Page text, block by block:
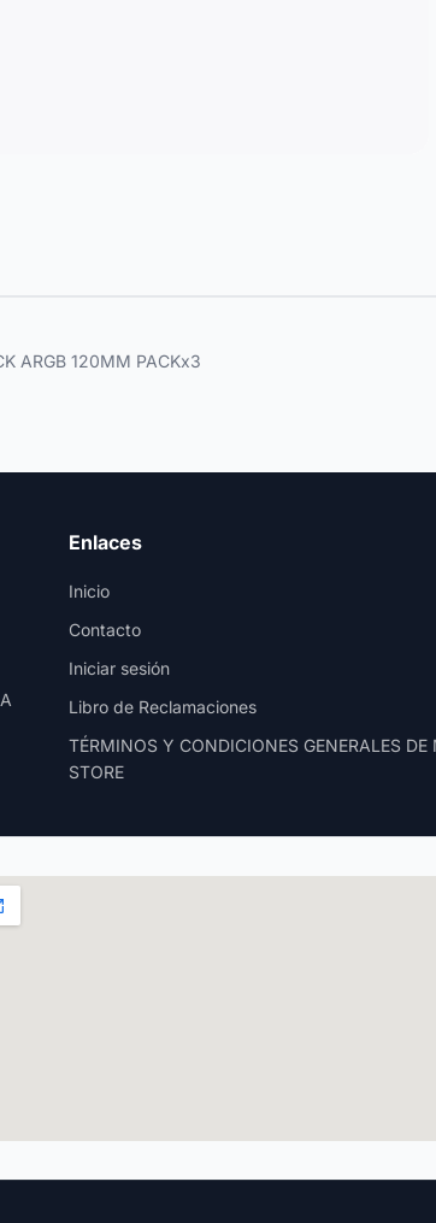
ARGB 120MM PACKx3
Enlaces
Inicio
Contacto
Iniciar sesión
Libro de Reclamaciones
TÉRMINOS Y CONDICIONES GENERALES
STORE